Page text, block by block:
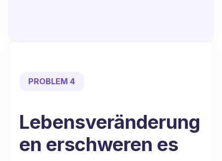
PROBLEM 4
Lebensveränderung
en erschweren es